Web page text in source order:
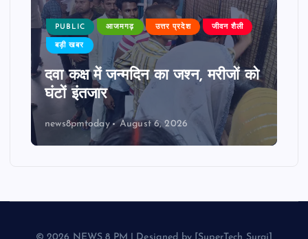
PUBLIC आजमगढ़ उत्तर प्रदेश जीवन शैली
बड़ी खबर
दवा कक्ष में जन्मदिन का जश्न, मरीजों को
घंटों इंतजार
news8pmtoday August 6, 2026